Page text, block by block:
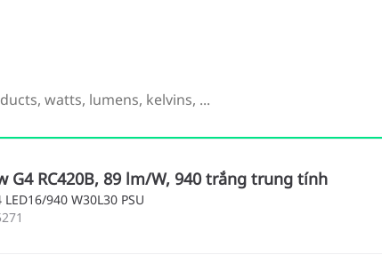
G4 RC420B, 89 lm/W, 940 trắng trung tính
LED16/940 W30L30 PSU